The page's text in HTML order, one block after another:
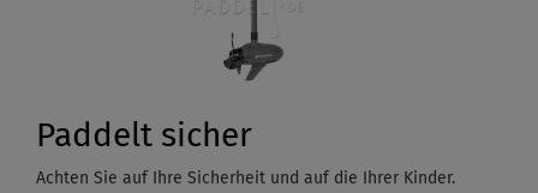
Paddelt sicher
Achten Sie auf Ihre Sicherheit und auf die Ihrer Kinder.